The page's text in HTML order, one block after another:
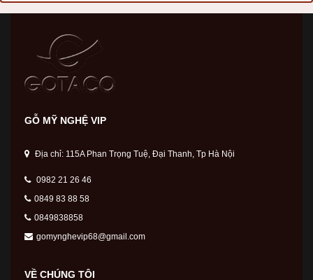
GỖ MỸ NGHỆ VIP
Địa chỉ: 115A Phan Trọng Tuệ, Đại Thanh, Tp Hà Nội
0982 21 26 46
0849 83 88 58
0849838858
gomynghevip68@gmail.com
VỀ CHÚNG TÔI